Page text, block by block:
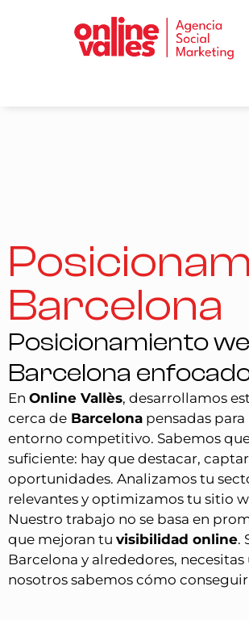
Barcelona
Posicionamiento
Barcelona
En Online Vallès, desarrollamos
cerca de Barcelona pensadas
entorno competitivo. Sabemos
suficiente: hay que destacar,
oportunidades. Analizamos tu
relevantes y optimizamos tu sitio
Nuestro trabajo no se basa en
que mejoran tu visibilidad online.
Barcelona y alrededores,
nosotros sabemos cómo